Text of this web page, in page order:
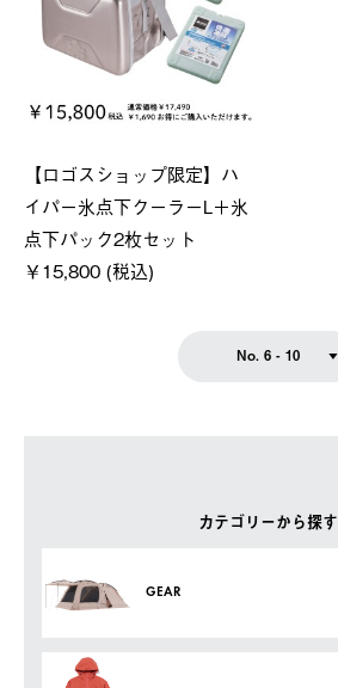
カテゴリーから探す
GEAR
【ロゴスショップ限定】ハ
イパー氷点下クーラーL＋氷
点下パック2枚セット
￥15,800 (税込)
No. 6 - 10